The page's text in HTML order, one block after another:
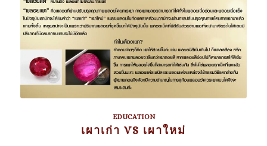
EDUCATION
เผาเก่า VS เผาใหม่